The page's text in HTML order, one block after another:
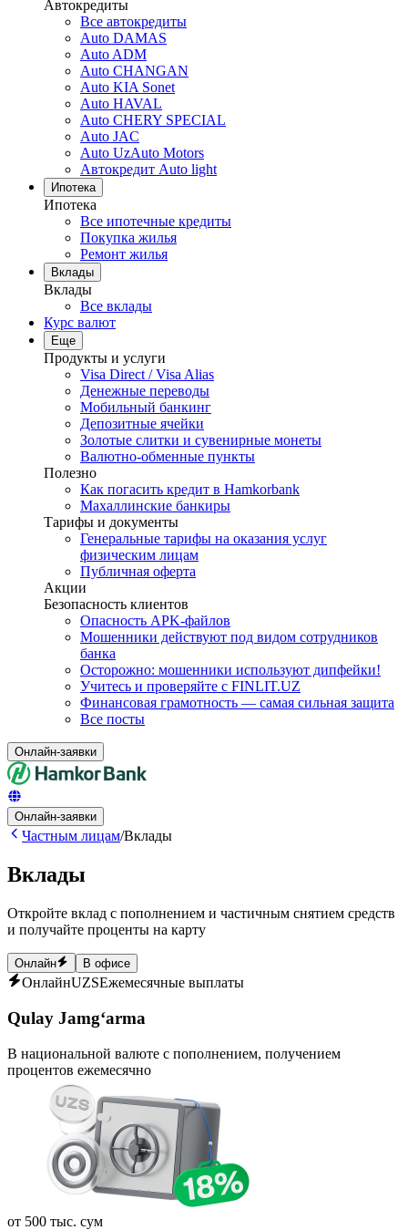
Автокредиты
Все автокредиты
Auto DAMAS
Auto ADM
Auto CHANGAN
Auto KIA Sonet
Auto HAVAL
Auto CHERY SPECIAL
Auto JAC
Auto UzAuto Motors
Автокредит Auto light
Ипотека
Ипотека
Все ипотечные кредиты
Покупка жилья
Ремонт жилья
Вклады
Вклады
Все вклады
Курс валют
Еще
Продукты и услуги
Visa Direct / Visa Alias
Денежные переводы
Мобильный банкинг
Депозитные ячейки
Золотые слитки и сувенирные монеты
Валютно-обменные пункты
Полезно
Как погасить кредит в Hamkorbank
Махаллинские банкиры
Тарифы и документы
Генеральные тарифы на оказания услуг
физическим лицам
Публичная оферта
Акции
Безопасность клиентов
Опасность APK-файлов
Мошенники действуют под видом сотрудников
банка
Осторожно: мошенники используют дипфейки!
Учитесь и проверяйте с FINLIT.UZ
Финансовая грамотность — самая сильная защита
Все посты
Онлайн-заявки
Онлайн-заявки
Частным лицам/Вклады
Вклады
Откройте вклад с пополнением и частичным снятием средств
и получайте проценты на карту
Онлайн В офисе
ОнлайнUZSЕжемесячные выплаты
Qulay Jamg‘arma
В национальной валюте с пополнением, получением
процентов ежемесячно
от 500 тыс. сум